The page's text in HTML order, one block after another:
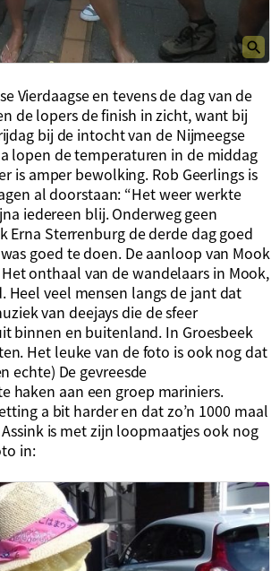
Vierdaagse en tevens de dag van de
de lopers de finish in zicht, want bij
bij de intocht van de Nijmeegse
lopen de temperaturen in de middag
is amper bewolking. Rob Geerlings is
al doorstaan: “Het weer werkte
iedereen blij. Onderweg geen
Erna Sterrenburg de derde dag goed
goed te doen. De aanloop van Mook
onthaal van de wandelaars in Mook,
Heel veel mensen langs de jant dat
van deejays die de sfeer
binnen en buitenland. In Groesbeek
Het leuke van de foto is ook nog dat
echte) De gevreesde
haken aan een groep mariniers.
a bit harder en dat zo’n 1000 maal
is met zijn loopmaatjes ook nog
in: